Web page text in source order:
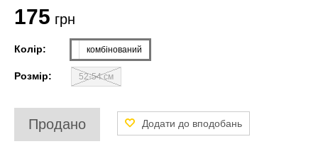
175 грн
Колір: комбінований
Розмір: 52-54 см
Продано